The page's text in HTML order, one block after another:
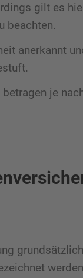
gilt es
beachten.
anerkannt
je